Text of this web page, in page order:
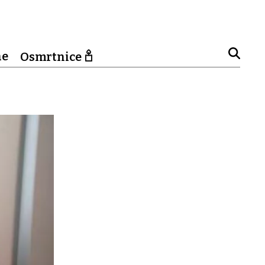
Osmrtnice